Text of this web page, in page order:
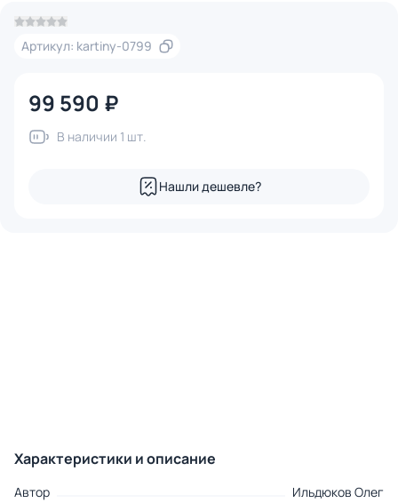
Артикул: kartiny-0799
99 590 ₽
В наличии 1 шт.
Нашли дешевле?
Характеристики и описание
Автор
Ильдюков Олег